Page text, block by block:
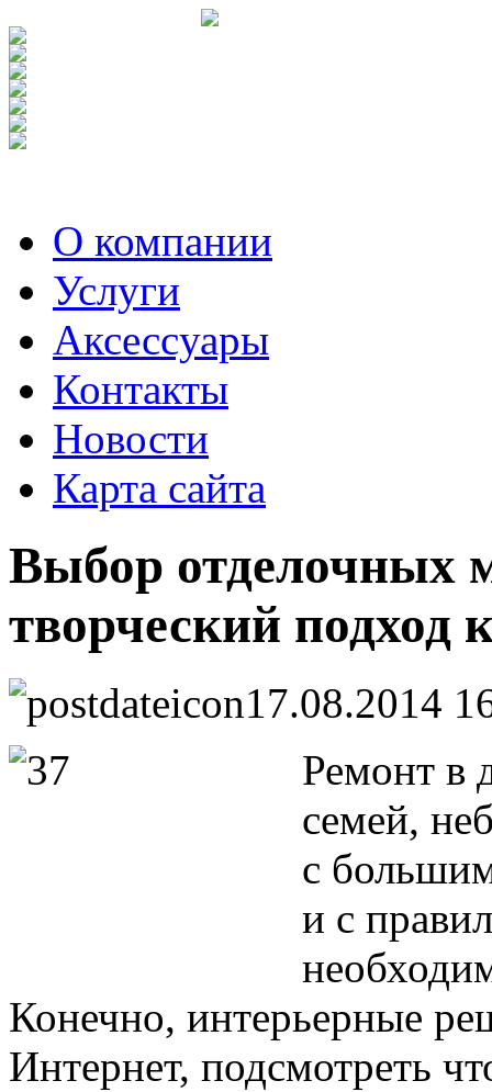
О компании
Услуги
Аксесcуары
Контакты
Новости
Карта сайта
Выбор отделочных
творческий подход
17.08.2014
Ремонт в
семей,
с
и с
Конечно, интерьерные
Интернет, подсмотреть